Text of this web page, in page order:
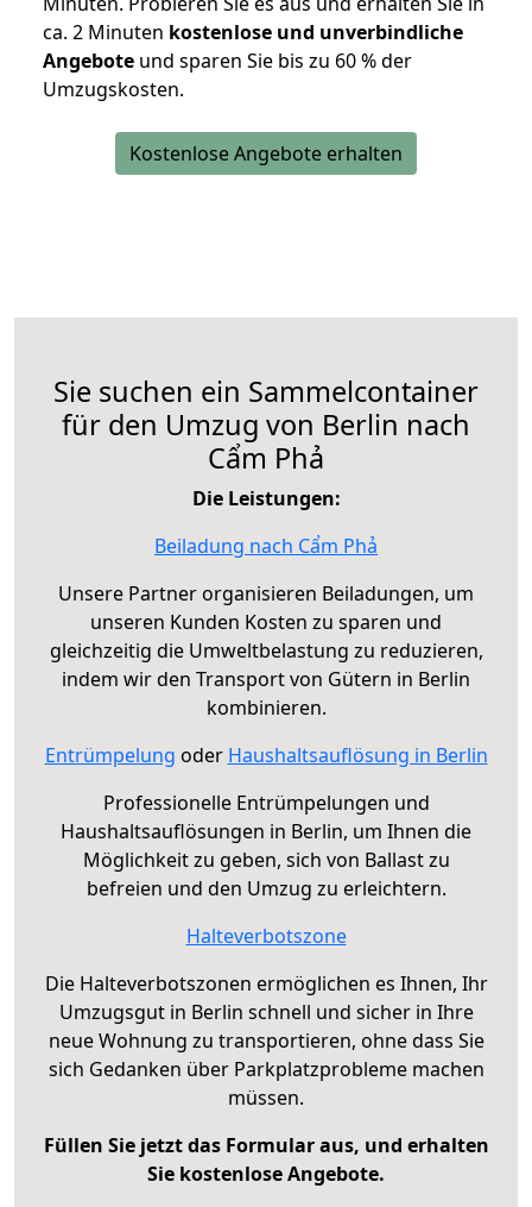
ca. 2 Minuten kostenlose und unverbindliche
Angebote und sparen Sie bis zu 60 % der
Umzugskosten.
Kostenlose Angebote erhalten
Sie suchen ein Sammelcontainer
für den Umzug von Berlin nach
Cẩm Phả
Die Leistungen:
Beiladung nach Cẩm Phả
Unsere Partner organisieren Beiladungen, um
unseren Kunden Kosten zu sparen und
gleichzeitig die Umweltbelastung zu reduzieren,
indem wir den Transport von Gütern in Berlin
kombinieren.
Entrümpelung oder Haushaltsauflösung in Berlin
Professionelle Entrümpelungen und
Haushaltsauflösungen in Berlin, um Ihnen die
Möglichkeit zu geben, sich von Ballast zu
befreien und den Umzug zu erleichtern.
Halteverbotszone
Die Halteverbotszonen ermöglichen es Ihnen, Ihr
Umzugsgut in Berlin schnell und sicher in Ihre
neue Wohnung zu transportieren, ohne dass Sie
sich Gedanken über Parkplatzprobleme machen
müssen.
Füllen Sie jetzt das Formular aus, und erhalten
Sie kostenlose Angebote.